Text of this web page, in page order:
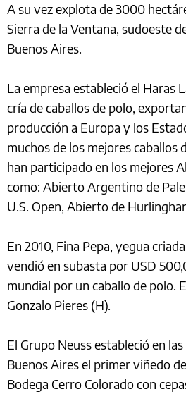
A su vez explota de 3000
Sierra de la Ventana, sudoeste
Buenos Aires.
La empresa estableció el Haras
cría de caballos de polo,
producción a Europa y los
muchos de los mejores caballos
han participado en los mejores
como: Abierto Argentino de
U.S. Open, Abierto de
En 2010, Fina Pepa, yegua
vendió en subasta por USD
mundial por un caballo de polo.
Gonzalo Pieres (H).
El Grupo Neuss estableció en
Buenos Aires el primer viñedo
Bodega Cerro Colorado con